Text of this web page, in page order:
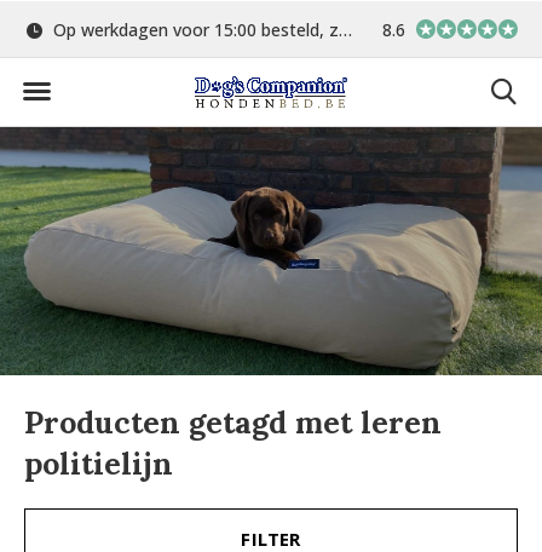
Op werkdagen voor 15:00 besteld, zelfde dag verstuurd Gratis verzending
8.6
Producten getagd met leren
politielijn
FILTER